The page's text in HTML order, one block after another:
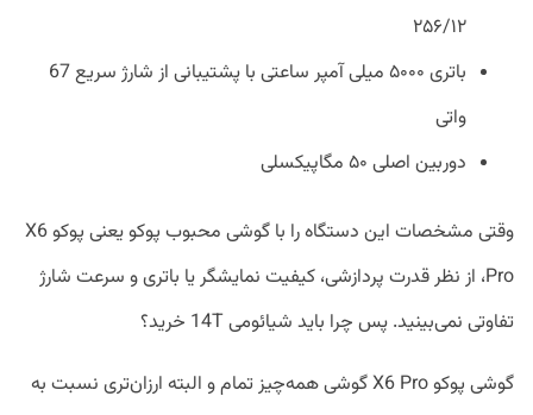
۲۵۶/۱۲
باتری ۵۰۰۰ میلی آمپر ساعتی با پشتیبانی از شارژ سریع 67
واتی
دوربین اصلی ۵۰ مگاپیکسلی
وقتی مشخصات این دستگاه را با گوشی محبوب پوکو یعنی پوکو X6
Pro، از نظر قدرت پردازشی، کیفیت نمایشگر یا باتری و سرعت شارژ
تفاوتی نمی‌بینید. پس چرا باید شیائومی 14T خرید؟
گوشی پوکو X6 Pro گوشی همه‌چیز تمام و البته ارزان‌تری نسبت به